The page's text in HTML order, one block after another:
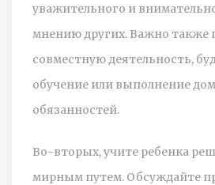
уважительного и
мнению других. Важно также
совместную деятельность,
обучение или выполнение
обязанностей.
Во-вторых, учите ребенка
мирным путем. Обсуждайте